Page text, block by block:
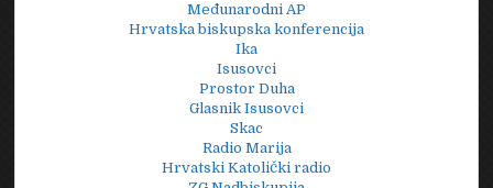
Međunarodni AP
Hrvatska biskupska konferencija
Ika
Isusovci
Prostor Duha
Glasnik Isusovci
Skac
Radio Marija
Hrvatski Katolički radio